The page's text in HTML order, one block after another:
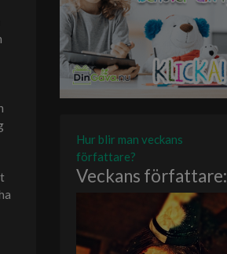
Hur blir man veckans
författare?
Veckans författare: